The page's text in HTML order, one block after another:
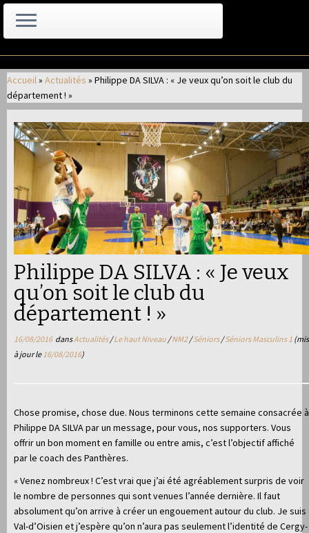
au
contenu
Accueil» Actualités » Philippe DA SILVA : « Je veux qu’on soit le club du
département ! »
Philippe DA SILVA : « Je veux
qu’on soit le club du
département ! »
16/08/2016dansActualités/Le haut Niveau /NM2/Séniors/Séniors Masculins 1 (mis
à jour le16/08/2016)
Chose promise, chose due. Nous terminons cette semaine consacrée à
Philippe DA SILVA par un message, pour vous, nos supporters. Vous
offrir un bon moment en famille ou entre amis, c’est l’objectif affiché
par le coach des Panthères.
« Venez nombreux ! C’est vrai que j’ai été agréablement surpris de voir
le nombre de personnes qui sont venues l’année dernière. Il faut
absolument qu’on arrive à créer un engouement autour du club. Je suis
Val-d’Oisien et j’espère qu’on n’aura pas seulement l’identité de Cergy-